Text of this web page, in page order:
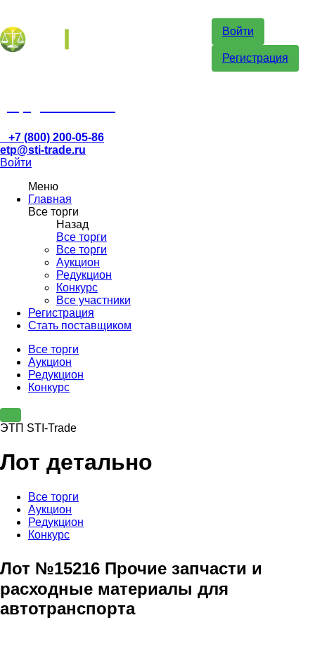
Войти
Регистрация
+7 (800) 200-05-86
etp@sti-trade.ru
Войти
Меню
Главная
Все торги
Назад
Все торги
Все торги
Аукцион
Редукцион
Конкурс
Все участники
Регистрация
Стать поставщиком
Все торги
Аукцион
Редукцион
Конкурс
ЭТП STI-Trade
Лот детально
Все торги
Аукцион
Редукцион
Конкурс
Лот №15216 Прочие запчасти и
расходные материалы для
автотранспорта